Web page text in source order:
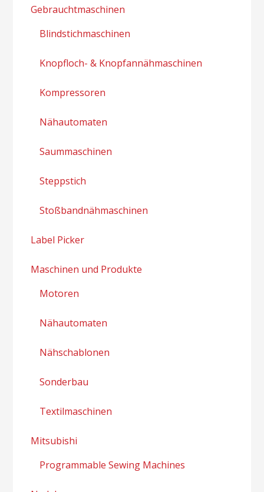
Gebrauchtmaschinen
Blindstichmaschinen
Knopfloch- & Knopfannähmaschinen
Kompressoren
Nähautomaten
Saummaschinen
Steppstich
Stoßbandnähmaschinen
Label Picker
Maschinen und Produkte
Motoren
Nähautomaten
Nähschablonen
Sonderbau
Textilmaschinen
Mitsubishi
Programmable Sewing Machines